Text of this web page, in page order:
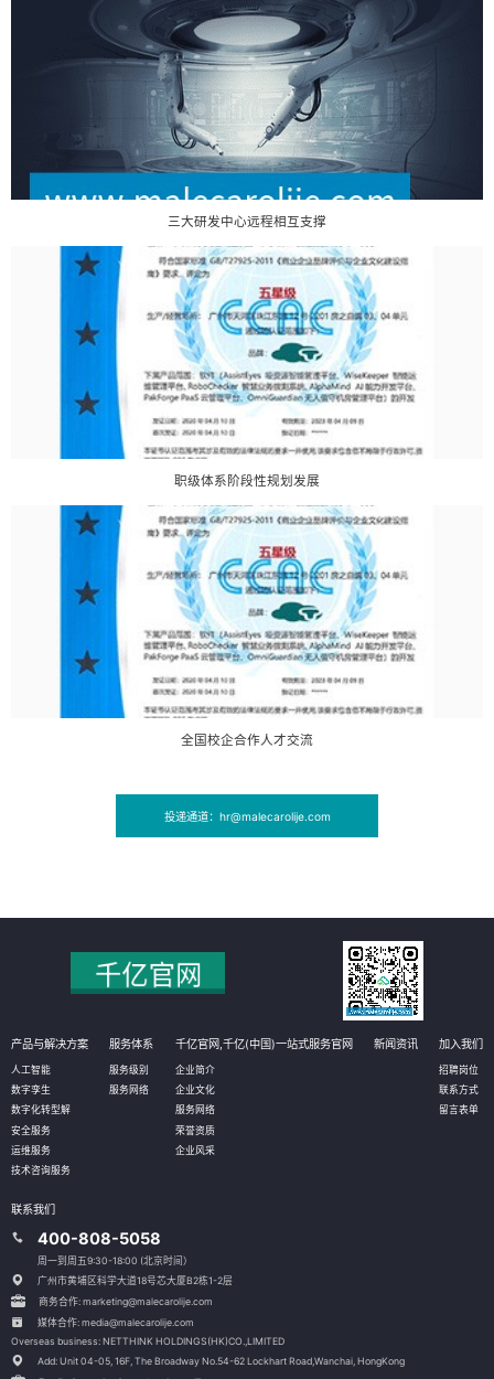
三大研发中心远程相互支撑
职级体系阶段性规划发展
全国校企合作人才交流
投递通道：hr@malecarolije.com
产品与解决方案
人工智能
数字孪生
数字化转型解
安全服务
运维服务
技术咨询服务
服务体系
服务级别
服务网络
千亿官网,千亿(中国)一站式服务官网
企业简介
企业文化
服务网络
荣誉资质
企业风采
新闻资讯 加入我们
招聘岗位
联系方式
留言表单
联系我们
400-808-5058
周一到周五9:30-18:00 (北京时间）
广州市黄埔区科学大道18号芯大厦B2栋1-2层
商务合作: marketing@malecarolije.com
媒体合作: media@malecarolije.com
Overseas business: NETTHINK HOLDINGS(HK)CO.,LIMITED
Add: Unit 04-05, 16F, The Broadway No.54-62 Lockhart Road,Wanchai, HongKong